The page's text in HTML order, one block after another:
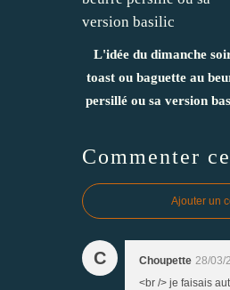
L'idée du dimanche
toast ou baguette au
persillé ou sa version
Commenter
Ajouter un
C Choupette 28/03/
<br /> je faisais